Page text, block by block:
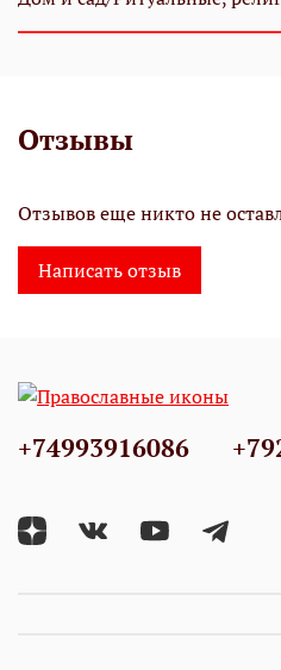
Отзывы
Отзывов еще никто не
Написать отзыв
+74993916086